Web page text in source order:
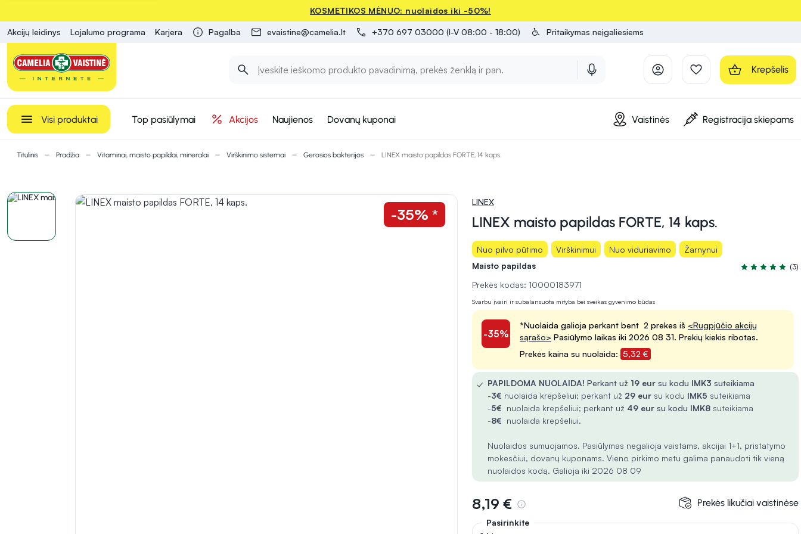
KOSMETIKOS MĖNUO: nuolaidos iki -50%!
Akcijų leidinys Lojalumo programa Karjera Pagalba evaistine@camelia.lt +370 697 03000 (I-V 08:00 - 18:00) Pritaikymas neįgaliesiems
Krepšelis
Visi produktai Top pasiūlymai Akcijos Naujienos Dovanų kuponai Vaistinės Registracija skiepams
Titulinis Pradžia Vitaminai, maisto papildai, mineralai Virškinimo sistemai Gerosios bakterijos LINEX maisto papildas FORTE, 14 kaps.
-35% *
LINEX
LINEX maisto papildas FORTE, 14 kaps.
Nuo pilvo pūtimo Virškinimui Nuo viduriavimo
Žarnynui
Maisto papildas
Įvertinimas
(3)
Prekės kodas: 10000183971
Svarbu įvairi ir subalansuota mityba bei sveikas gyvenimo būdas
-35%
*Nuolaida galioja perkant bent 2 prekes iš <Rugpjūčio akcijų
sąrašo> Pasiūlymo laikas iki 2026 08 31. Prekių kiekis ribotas.
Prekės kaina su nuolaida: 5,32 €
✓ PAPILDOMA NUOLAIDA! Perkant už 19 eur su kodu IMK3 suteikiama
-3€ nuolaida krepšeliui; perkant už 29 eur su kodu IMK5 suteikiama
-5€ nuolaida krepšeliui; perkant už 49 eur su kodu IMK8 suteikiama
-8€ nuolaida krepšeliui.
Nuolaidos sumuojamos. Pasiūlymas negalioja vaistams, akcijai 1+1, pristatymo
mokesčiui, dovanų kuponams. Vieno pirkimo metu galima panaudoti tik vieną
nuolaidos kodą. Galioja iki 2026 08 09
8,19 € Prekės likučiai vaistinėse
Pasirinkite